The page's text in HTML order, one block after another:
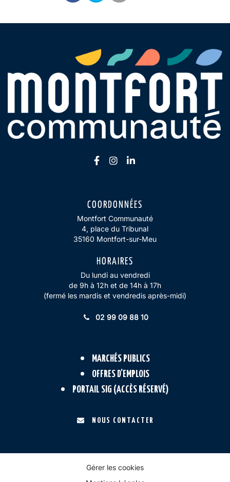
Lien vers le compte Facebook
Lien vers le compte
Lien vers le compte
COORDONNÉES
Montfort Communauté
4, place du Tribunal
35160 Montfort-sur-Meu
HORAIRES
Du lundi au vendredi
de 9h à 12h et de 14h à 17h
(fermé les mardis et vendredis après-midi)
02 99 09 88 10
MARCHÉS PUBLICS
OFFRES D’EMPLOIS
PORTAIL SIG (ACCÈS RÉSERVÉ)
NOUS CONTACTER
Gérer les cookies